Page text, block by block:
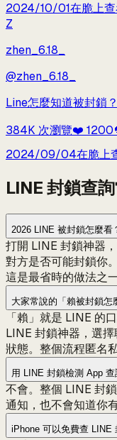
2024/10/01在脆上
Z
zhen_6.18_
@zhen_6.18_
Line怎麼知道被封鎖
384K 次瀏覽❤️ 1200
2024/09/04在脆上
LINE 封鎖查
2026 LINE 被封鎖怎麼看
打開 LINE 封鎖神器
對方是否可能封鎖你
這是最省時的做法之一
大家常說的「賴被封鎖怎
「賴」就是 LINE 的
LINE 封鎖神器，選
狀態。整個流程匿名
用 LINE 封鎖檢測 App
不會。整個 LINE 封
通知，也不會知道你
iPhone 可以免費查 LINE